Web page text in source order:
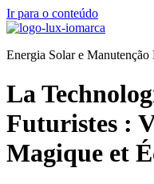
Ir para o conteúdo
Energia Solar e
La
Futuristes :
Magique et